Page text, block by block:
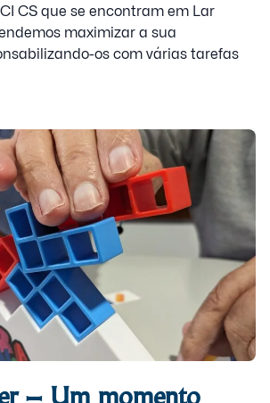
CS que se encontram em Lar
maximizar a sua
os com várias tarefas